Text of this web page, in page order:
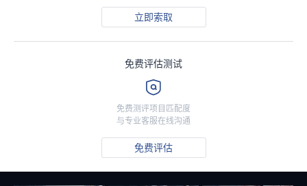
立即索取
免费评估测试
免费测评项目匹配度
与专业客服在线沟通
免费评估